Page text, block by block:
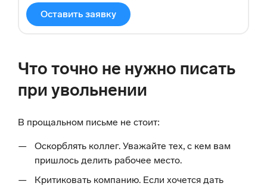
Оставить заявку
Что точно не нужно писать
при увольнении
В прощальном письме не стоит:
Оскорблять коллег. Уважайте тех, с кем вам
пришлось делить рабочее место.
Критиковать компанию. Если хочется дать